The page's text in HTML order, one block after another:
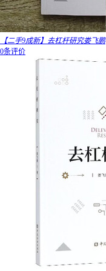
【二手9成新】去杠杆研究娄飞鹏
0条评价